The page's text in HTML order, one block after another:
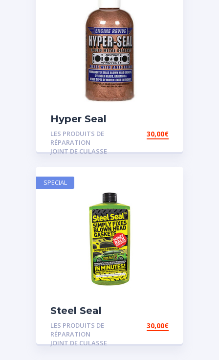
Hyper Seal
LES PRODUITS DE
RÉPARATION
JOINT DE CULASSE
30,00€
Steel Seal
LES PRODUITS DE
RÉPARATION
JOINT DE CULASSE
30,00€
SPECIAL